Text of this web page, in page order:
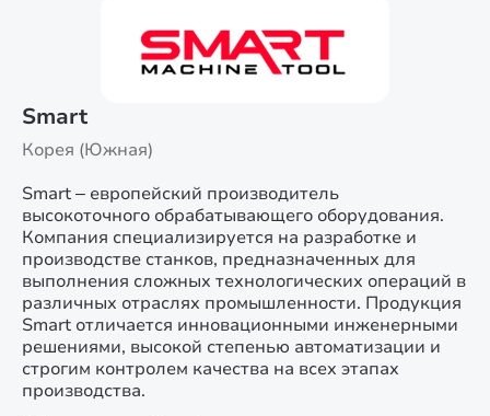
Smart
Корея (Южная)
Smart – европейский производитель
высокоточного обрабатывающего оборудования.
Компания специализируется на разработке и
производстве станков, предназначенных для
выполнения сложных технологических операций в
различных отраслях промышленности. Продукция
Smart отличается инновационными инженерными
решениями, высокой степенью автоматизации и
строгим контролем качества на всех этапах
производства.